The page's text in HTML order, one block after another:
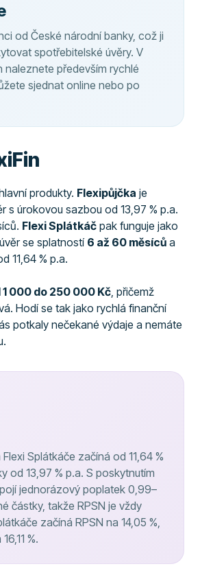
od České národní banky, což ji
spotřebitelské úvěry. V
naleznete především rychlé
sjednat online nebo po
produkty. Flexipůjčka je
s úrokovou sazbou od 13,97 % p.a.
Flexi Splátkáč pak funguje jako
se splatností 6 až 60 měsíců a
11,64 % p.a.
1 000 do 250 000 Kč, přičemž
Hodí se tak jako rychlá finanční
potkaly nečekané výdaje a nemáte
Splátkáče začíná od 11,64 %
od 13,97 % p.a. S poskytnutím
jednorázový poplatek 0,99–
částky, takže RPSN je vždy
začíná RPSN na 14,05 %,
%.